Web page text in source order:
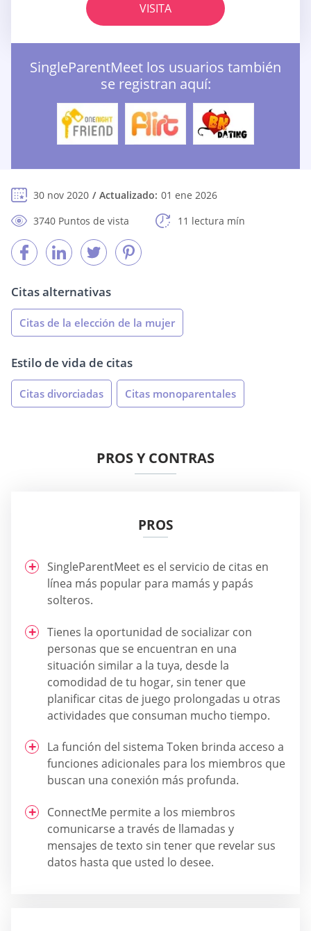
VISITA
SingleParentMeet los usuarios también
se registran aquí:
30 nov 2020 Actualizado: 01 ene 2026
3740 Puntos de vista
11 lectura mín
Citas alternativas
Citas de la elección de la mujer
Estilo de vida de citas
Citas divorciadas Citas monoparentales
PROS Y CONTRAS
PROS
SingleParentMeet es el servicio de citas en
línea más popular para mamás y papás
solteros.
Tienes la oportunidad de socializar con
personas que se encuentran en una
situación similar a la tuya, desde la
comodidad de tu hogar, sin tener que
planificar citas de juego prolongadas u otras
actividades que consuman mucho tiempo.
La función del sistema Token brinda acceso a
funciones adicionales para los miembros que
buscan una conexión más profunda.
ConnectMe permite a los miembros
comunicarse a través de llamadas y
mensajes de texto sin tener que revelar sus
datos hasta que usted lo desee.